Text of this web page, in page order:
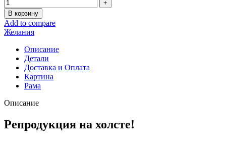
В корзину
Add to compare
Желания
Описание
Детали
Доставка и Оплата
Картина
Рама
Описание
Репродукция на холсте!